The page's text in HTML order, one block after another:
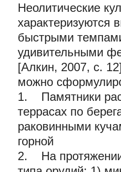
Неолитические
характеризуются
быстрыми
удивительными
[Алкин, 2007, с.
можно
1. Памятники
террасах по
раковинными
горной
2. На протяжении